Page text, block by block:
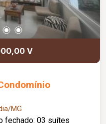
V
MG
03 suítes